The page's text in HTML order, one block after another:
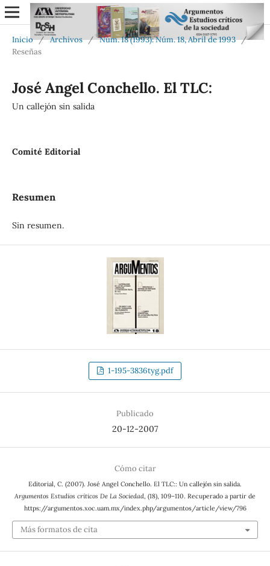
Inicio / Archivos / Núm. 18 (1993): Núm. 18, Abril de 1993 /
Reseñas
José Angel Conchello. El TLC:
Un callejón sin salida
Comité Editorial
Resumen
Sin resumen.
1-195-3836tyg.pdf
Publicado
20-12-2007
Cómo citar
Editorial, C. (2007). José Angel Conchello. El TLC:: Un callejón sin salida.
Argumentos Estudios críticos De La Sociedad, (18), 109–110. Recuperado a partir de
https://argumentos.xoc.uam.mx/index.php/argumentos/article/view/796
Más formatos de cita